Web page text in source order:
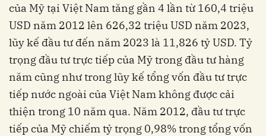
của Mỹ tại Việt Nam tăng gần 4 lần từ 160,4 triệu
USD năm 2012 lên 626,32 triệu USD năm 2023,
lũy kế đầu tư đến năm 2023 là 11,826 tỷ USD. Tỷ
trọng đầu tư trực tiếp của Mỹ trong đầu tư hàng
năm cũng như trong lũy kế tổng vốn đầu tư trực
tiếp nước ngoài của Việt Nam không được cải
thiện trong 10 năm qua. Năm 2012, đầu tư trực
tiếp của Mỹ chiếm tỷ trọng 0,98% trong tổng vốn